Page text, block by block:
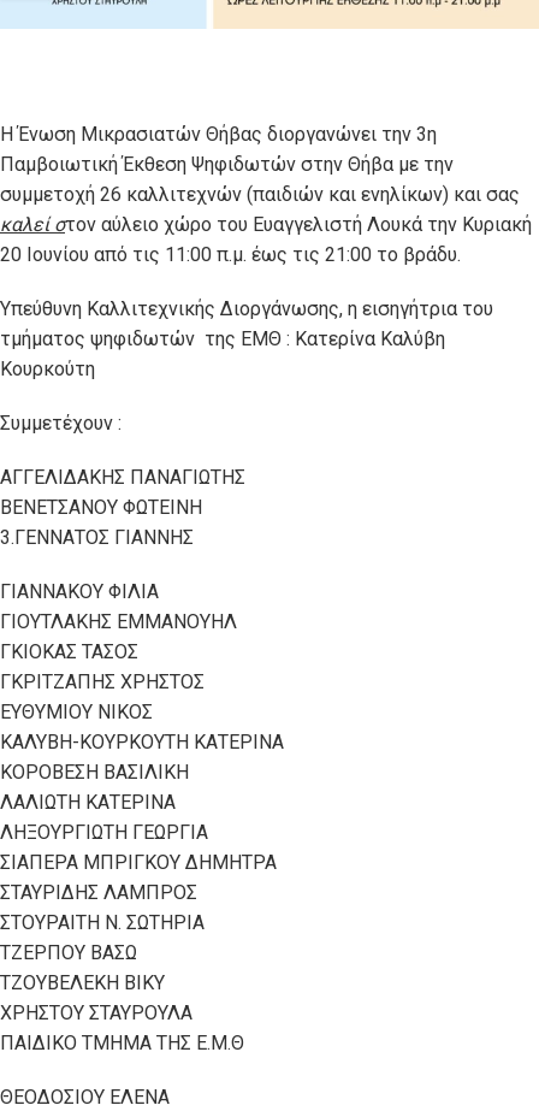
Η Ένωση Μικρασιατών Θήβας διοργανώνει την 3η
Παμβοιωτική Έκθεση Ψηφιδωτών στην Θήβα με την
συμμετοχή 26 καλλιτεχνών (παιδιών και ενηλίκων) και σας
καλεί στον αύλειο χώρο του Ευαγγελιστή Λουκά την Κυριακή
20 Ιουνίου από τις 11:00 π.μ. έως τις 21:00 το βράδυ.
Υπεύθυνη Καλλιτεχνικής Διοργάνωσης, η εισηγήτρια του
τμήματος ψηφιδωτών της ΕΜΘ : Κατερίνα Καλύβη
Κουρκούτη
Συμμετέχουν :
ΑΓΓΕΛΙΔΑΚΗΣ ΠΑΝΑΓΙΩΤΗΣ
ΒΕΝΕΤΣΑΝΟΥ ΦΩΤΕΙΝΗ
3.ΓΕΝΝΑΤΟΣ ΓΙΑΝΝΗΣ
ΓΙΑΝΝΑΚΟΥ ΦΙΛΙΑ
ΓΙΟΥΤΛΑΚΗΣ ΕΜΜΑΝΟΥΗΛ
ΓΚΙΟΚΑΣ ΤΑΣΟΣ
ΓΚΡΙΤΖΑΠΗΣ ΧΡΗΣΤΟΣ
ΕΥΘΥΜΙΟΥ ΝΙΚΟΣ
ΚΑΛΥΒΗ-ΚΟΥΡΚΟΥΤΗ ΚΑΤΕΡΙΝΑ
ΚΟΡΟΒΕΣΗ ΒΑΣΙΛΙΚΗ
ΛΑΛΙΩΤΗ ΚΑΤΕΡΙΝΑ
ΛΗΞΟΥΡΓΙΩΤΗ ΓΕΩΡΓΙΑ
ΣΙΑΠΕΡΑ ΜΠΡΙΓΚΟΥ ΔΗΜΗΤΡΑ
ΣΤΑΥΡΙΔΗΣ ΛΑΜΠΡΟΣ
ΣΤΟΥΡΑΙΤΗ Ν. ΣΩΤΗΡΙΑ
ΤΖΕΡΠΟΥ ΒΑΣΩ
ΤΖΟΥΒΕΛΕΚΗ ΒΙΚΥ
ΧΡΗΣΤΟΥ ΣΤΑΥΡΟΥΛΑ
ΠΑΙΔΙΚΟ ΤΜΗΜΑ ΤΗΣ Ε.Μ.Θ
ΘΕΟΔΟΣΙΟΥ ΕΛΕΝΑ